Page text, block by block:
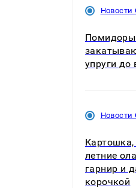
Помидоры
упруги до
летние
гарнир и
корочкой